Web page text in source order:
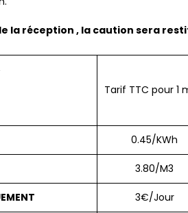
réception , la caution sera
Tarif TTC pour 1
0.45/KWh
3.80/M3
3€/Jour